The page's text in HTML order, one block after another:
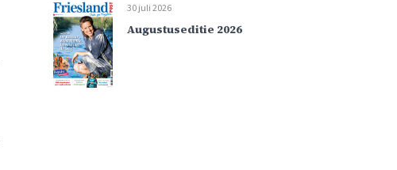
30 juli 2026
Augustuseditie 2026